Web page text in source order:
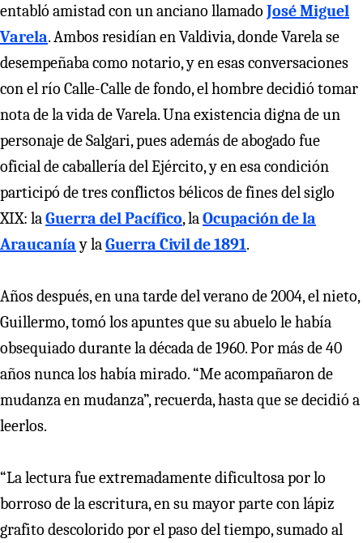
entabló amistad con un anciano llamado José Miguel
Varela. Ambos residían en Valdivia, donde Varela se
desempeñaba como notario, y en esas conversaciones
con el río Calle-Calle de fondo, el hombre decidió tomar
nota de la vida de Varela. Una existencia digna de un
personaje de Salgari, pues además de abogado fue
oficial de caballería del Ejército, y en esa condición
participó de tres conflictos bélicos de fines del siglo
XIX: laGuerra del Pacífico, laOcupación de la
Araucaníay laGuerra Civil de 1891.
Años después, en una tarde del verano de 2004, el nieto,
Guillermo, tomó los apuntes que su abuelo le había
obsequiado durante la década de 1960. Por más de 40
años nunca los había mirado. “Me acompañaron de
mudanza en mudanza”, recuerda, hasta que se decidió a
leerlos.
“La lectura fue extremadamente dificultosa por lo
borroso de la escritura, en su mayor parte con lápiz
grafito descolorido por el paso del tiempo, sumado al